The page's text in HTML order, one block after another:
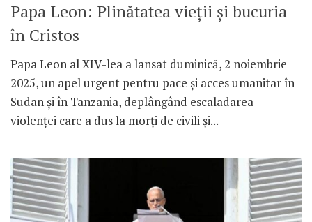
Papa Leon: Plinătatea vieții și bucuria
în Cristos
Papa Leon al XIV-lea a lansat duminică, 2 noiembrie
2025, un apel urgent pentru pace și acces umanitar în
Sudan și în Tanzania, deplângând escaladarea
violenței care a dus la morți de civili și...